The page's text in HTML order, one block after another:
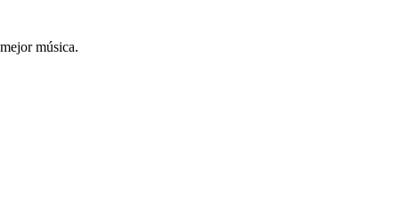
música.